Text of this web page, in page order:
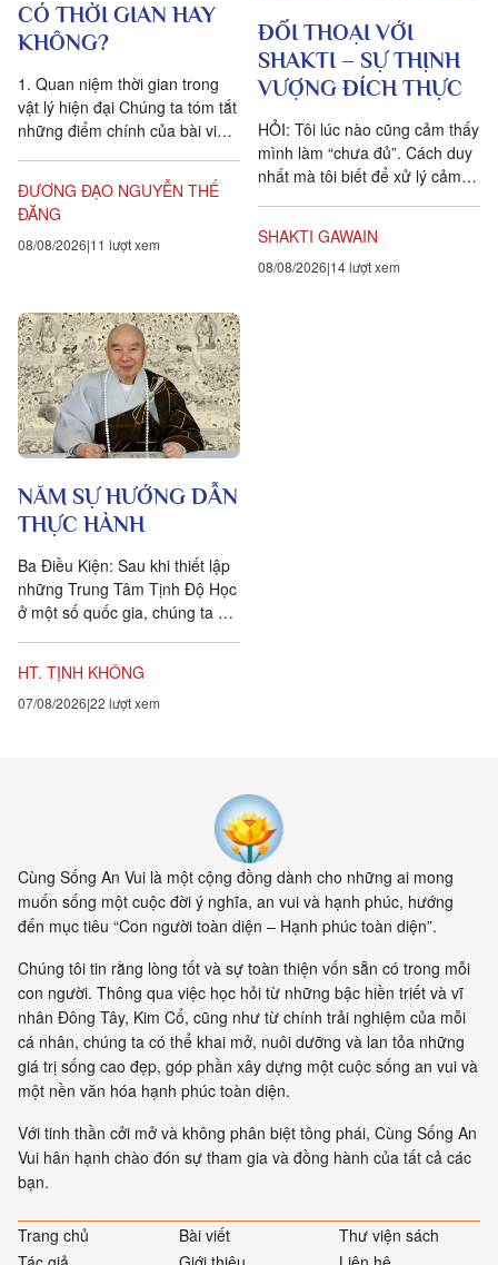
CÓ THỜI GIAN HAY
KHÔNG?
1. Quan niệm thời gian trong
vật lý hiện đại Chúng ta tóm tắt
những điểm chính của bài viết
ĐƯƠNG ĐẠO NGUYỄN THẾ
ĐĂNG
08/08/2026 11 lượt xem
ĐỐI THOẠI VỚI
SHAKTI – SỰ THỊNH
VƯỢNG ĐÍCH THỰC
HỎI: Tôi lúc nào cũng cảm thấy
mình làm “chưa đủ”. Cách duy
nhất mà tôi biết để xử lý cảm
SHAKTI GAWAIN
08/08/2026 14 lượt xem
NĂM SỰ HƯỚNG DẪN
THỰC HÀNH
Ba Điều Kiện: Sau khi thiết lập
những Trung Tâm Tịnh Độ Học
ở một số quốc gia, chúng ta đặt
HT. TỊNH KHÔNG
07/08/2026 22 lượt xem
Cùng Sống An Vui là một cộng đồng dành cho những ai mong
muốn sống một cuộc đời ý nghĩa, an vui và hạnh phúc, hướng
đến mục tiêu “Con người toàn diện – Hạnh phúc toàn diện”.
Chúng tôi tin rằng lòng tốt và sự toàn thiện vốn sẵn có trong mỗi
con người. Thông qua việc học hỏi từ những bậc hiền triết và vĩ
nhân Đông Tây, Kim Cổ, cũng như từ chính trải nghiệm của mỗi
cá nhân, chúng ta có thể khai mở, nuôi dưỡng và lan tỏa những
giá trị sống cao đẹp, góp phần xây dựng một cuộc sống an vui và
một nền văn hóa hạnh phúc toàn diện.
Với tinh thần cởi mở và không phân biệt tông phái, Cùng Sống An
Vui hân hạnh chào đón sự tham gia và đồng hành của tất cả các
bạn.
Trang chủ Bài viết
Thư viện sách